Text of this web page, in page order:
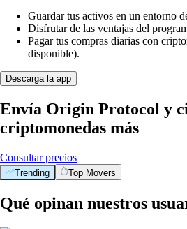
Guardar tus activos en un entorno
Disfrutar de las ventajas del
Pagar tus compras diarias con
disponible).
Descarga la app
Envía Origin Protocol y
criptomonedas más
Consultar precios
Trending Top Movers
Qué opinan nuestros